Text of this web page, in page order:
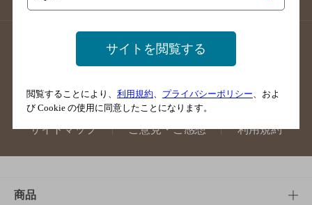
店舗登録方法のご案内
店舗情報更新方法のご案内
掲載店舗様ログイン
サイトマップ ご意見・ご感想 利用規約
商品
サイトを閲覧する
閲覧することにより、 利用規約 プライバシーポリシー 、およ
び Cookie の使用に同意したことになります。